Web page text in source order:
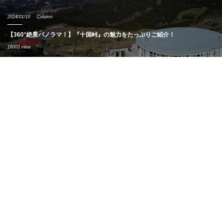
2024/01/10 Column
【360°絶景パノラマ！】『十国峠』の魅力をたっぷりご紹介！
18003 view